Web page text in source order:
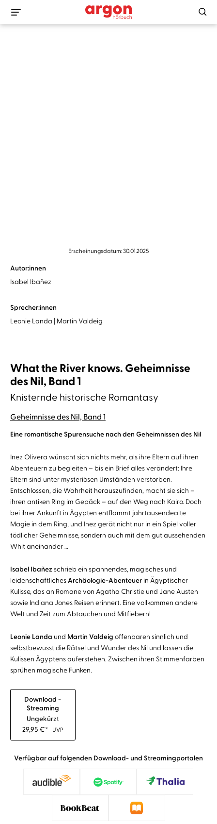
Erscheinungsdatum: 30.01.2025
Autor:innen
Isabel Ibañez
Sprecher:innen
Leonie Landa Martin Valdeig
What the River knows. Geheimnisse
des Nil, Band 1
Knisternde historische Romantasy
Geheimnisse des Nil, Band 1
Eine romantische Spurensuche nach den Geheimnissen des Nil
Inez Olivera wünscht sich nichts mehr, als ihre Eltern auf ihren
Abenteuern zu begleiten – bis ein Brief alles verändert: Ihre
Eltern sind unter mysteriösen Umständen verstorben.
Entschlossen, die Wahrheit herauszufinden, macht sie sich –
ihren antiken Ring im Gepäck – auf den Weg nach Kairo. Doch
bei ihrer Ankunft in Ägypten entflammt jahrtausendealte
Magie in dem Ring, und Inez gerät nicht nur in ein Spiel voller
tödlicher Geheimnisse, sondern auch mit dem gut aussehenden
Whit aneinander …
Isabel Ibañez schrieb ein spannendes, magisches und
leidenschaftlichesArchäologie-Abenteuerin Ägyptischer
Kulisse, das an Romane von Agatha Christie und Jane Austen
sowie Indiana Jones Reisen erinnert. Eine vollkommen andere
Welt und Zeit zum Abtauchen und Mitfiebern!
Leonie Landa und Martin Valdeig offenbaren sinnlich und
selbstbewusst die Rätsel und Wunder des Nil und lassen die
Kulissen Ägyptens auferstehen. Zwischen ihren Stimmenfarben
sprühen magische Funken.
Download -
Streaming
Ungekürzt
29,95 €* UVP
Verfügbar auf folgenden Download- und Streamingportalen